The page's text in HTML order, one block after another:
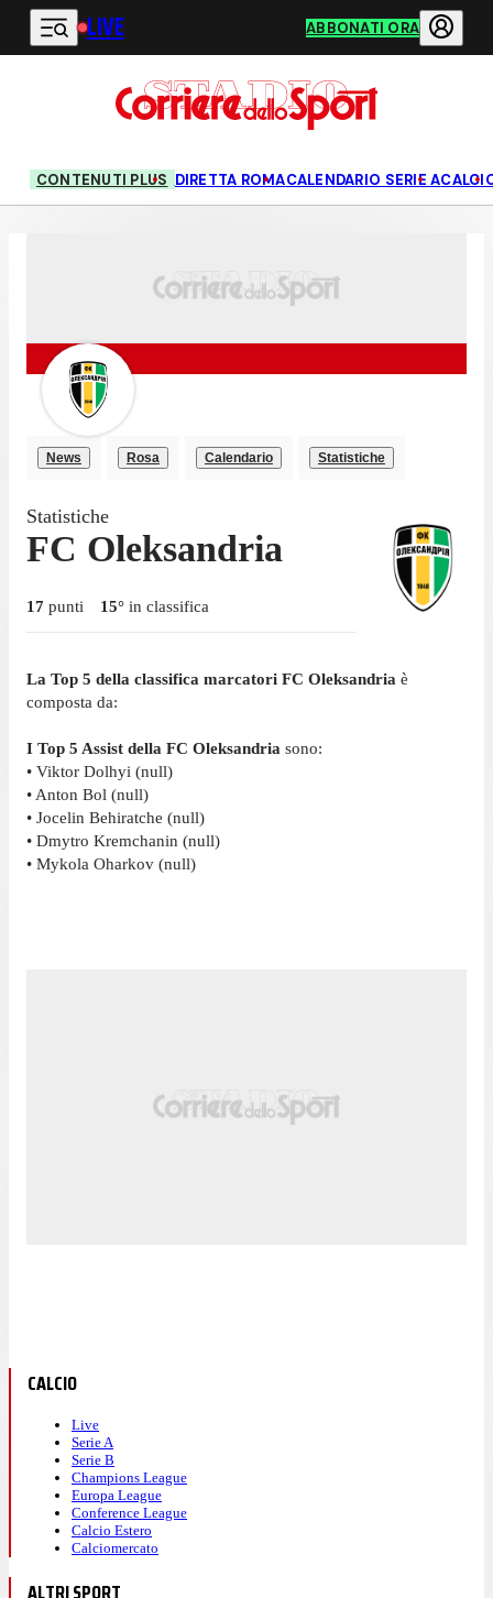
Vai al contenuto principale
LIVE ABBONATI ORA
CONTENUTI PLUS DIRETTA ROMACALENDARIO SERIE A
News Rosa Calendario Statistiche
Statistiche
FC Oleksandria
17 punti 15° in classifica
La Top 5 della classifica marcatori FC Oleksandria è
composta da:
I Top 5 Assist della FC Oleksandria sono:
• Viktor Dolhyi (null)
• Anton Bol (null)
• Jocelin Behiratche (null)
• Dmytro Kremchanin (null)
• Mykola Oharkov (null)
CALCIO
Live
Serie A
Serie B
Champions League
Europa League
Conference League
Calcio Estero
Calciomercato